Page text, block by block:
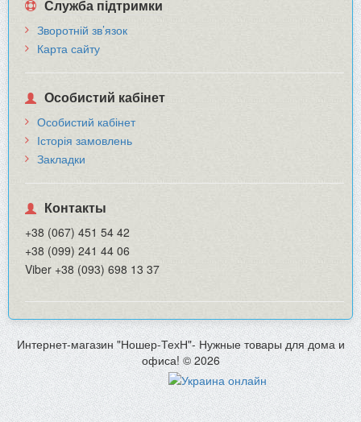
Служба підтримки
Зворотній зв’язок
Карта сайту
Особистий кабінет
Особистий кабінет
Історія замовлень
Закладки
Контакты
+38 (067) 451 54 42
+38 (099) 241 44 06
Viber +38 (093) 698 13 37
Интернет-магазин "Ношер-ТехН"- Нужные товары для дома и
офиса! © 2026